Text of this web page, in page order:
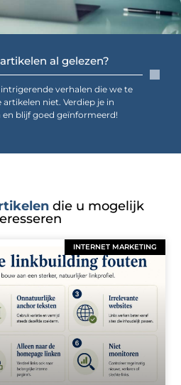
al gelezen?
verhalen die we te
niet. Verdiep je in
blijf goed geïnformeerd!
die u mogelijk
INTERNET MARKETING